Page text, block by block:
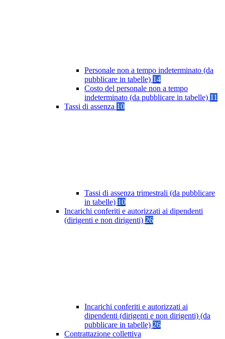
Personale non a tempo indeterminato (da
pubblicare in tabelle) 14
Costo del personale non a tempo
indeterminato (da pubblicare in tabelle) 11
Tassi di assenza 10
Tassi di assenza trimestrali (da pubblicare
in tabelle) 10
Incarichi conferiti e autorizzati ai dipendenti
(dirigenti e non dirigenti) 26
Incarichi conferiti e autorizzati ai
dipendenti (dirigenti e non dirigenti) (da
pubblicare in tabelle) 26
Contrattazione collettiva